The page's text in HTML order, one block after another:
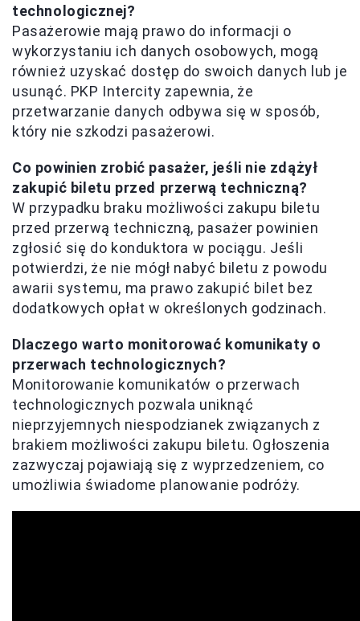
technologicznej?
Pasażerowie mają prawo do informacji o
wykorzystaniu ich danych osobowych, mogą
również uzyskać dostęp do swoich danych lub je
usunąć. PKP Intercity zapewnia, że
przetwarzanie danych odbywa się w sposób,
który nie szkodzi pasażerowi.
Co powinien zrobić pasażer, jeśli nie zdążył
zakupić biletu przed przerwą techniczną?
W przypadku braku możliwości zakupu biletu
przed przerwą techniczną, pasażer powinien
zgłosić się do konduktora w pociągu. Jeśli
potwierdzi, że nie mógł nabyć biletu z powodu
awarii systemu, ma prawo zakupić bilet bez
dodatkowych opłat w określonych godzinach.
Dlaczego warto monitorować komunikaty o
przerwach technologicznych?
Monitorowanie komunikatów o przerwach
technologicznych pozwala uniknąć
nieprzyjemnych niespodzianek związanych z
brakiem możliwości zakupu biletu. Ogłoszenia
zazwyczaj pojawiają się z wyprzedzeniem, co
umożliwia świadome planowanie podróży.